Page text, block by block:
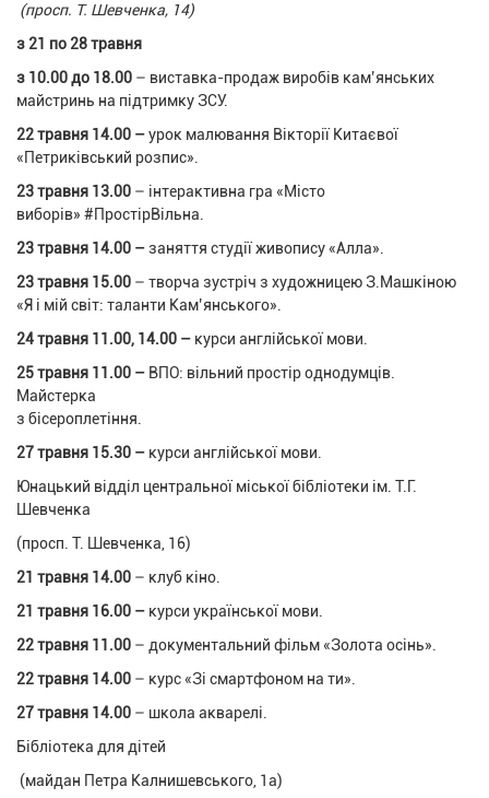
(просп. Т. Шевченка, 14)
з 21 по 28 травня
з 10.00 до 18.00 – виставка-продаж виробів кам’янських
майстринь на підтримку ЗСУ.
22 травня 14.00 –урок малювання Вікторії Китаєвої
«Петриківський розпис».
23 травня 13.00 – інтерактивна гра «Місто
виборів» #ПростірВільна.
23 травня 14.00 – заняття студії живопису «Алла».
23 травня 15.00 – творча зустріч з художницею З.Машкіною
«Я і мій світ: таланти Кам’янського».
24 травня 11.00, 14.00 – курси англійської мови.
25 травня 11.00 – ВПО: вільний простір однодумців.
Майстерка
з бісероплетіння.
27 травня 15.30 – курси англійської мови.
Юнацький відділ центральної міської бібліотеки ім. Т.Г.
Шевченка
(просп. Т. Шевченка, 16)
21 травня 14.00 – клуб кіно.
21 травня 16.00 – курси української мови.
22 травня 11.00 – документальний фільм «Золота осінь».
22 травня 14.00 – курс «Зі смартфоном на ти».
27 травня 14.00 – школа акварелі.
Бібліотека для дітей
(майдан Петра Калнишевського, 1а)